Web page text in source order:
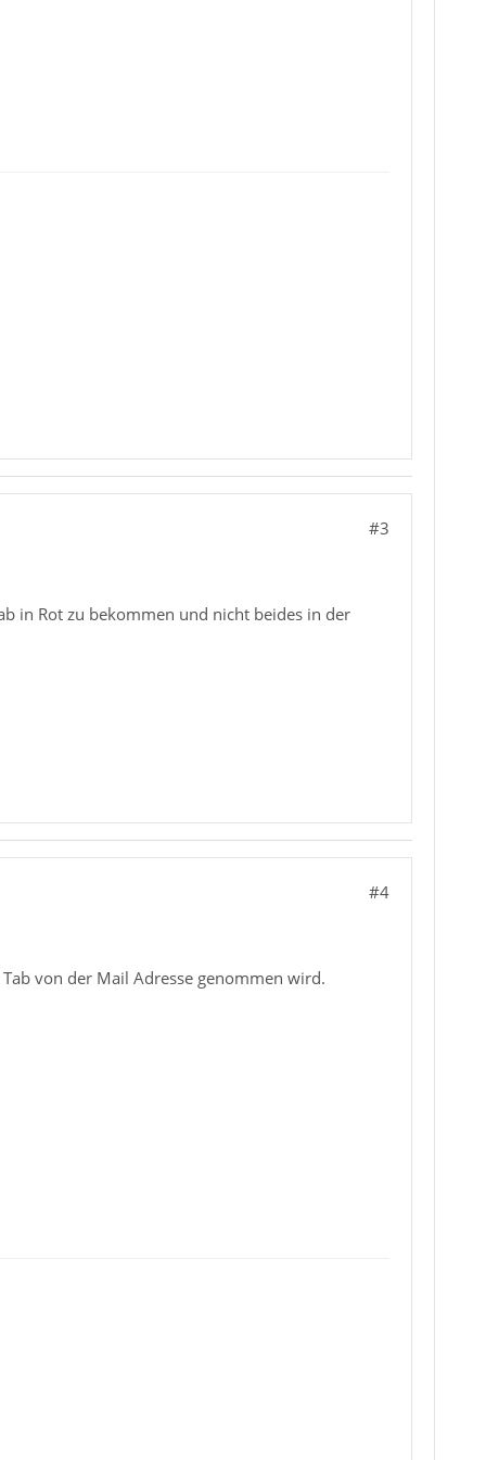
#3
in Rot zu bekommen und nicht beides in der
#4
von der Mail Adresse genommen wird.